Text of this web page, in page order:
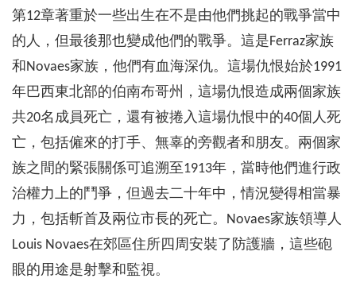
第12章著重於一些出生在不是由他們挑起的戰爭當中
的人，但最後那也變成他們的戰爭。這是Ferraz家族
和Novaes家族，他們有血海深仇。這場仇恨始於1991
年巴西東北部的伯南布哥州，這場仇恨造成兩個家族
共20名成員死亡，還有被捲入這場仇恨中的40個人死
亡，包括僱來的打手、無辜的旁觀者和朋友。兩個家
族之間的緊張關係可追溯至1913年，當時他們進行政
治權力上的鬥爭，但過去二十年中，情況變得相當暴
力，包括斬首及兩位市長的死亡。Novaes家族領導人
Louis Novaes在郊區住所四周安裝了防護牆，這些砲
眼的用途是射擊和監視。